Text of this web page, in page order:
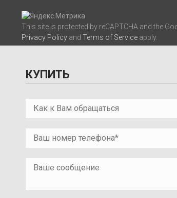
This site is protected by reCAPTCHA and the
Privacy Policy and Terms of Service apply.
КУПИТЬ